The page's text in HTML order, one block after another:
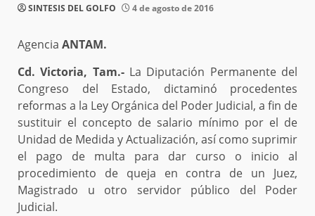
SINTESIS DEL GOLFO 4 de agosto de 2016
Agencia ANTAM.
Cd. Victoria, Tam.-La Diputación Permanente del
Congreso del Estado, dictaminó procedentes
reformas a la Ley Orgánica del Poder Judicial, a fin de
sustituir el concepto de salario mínimo por el de
Unidad de Medida y Actualización, así como suprimir
el pago de multa para dar curso o inicio al
procedimiento de queja en contra de un Juez,
Magistrado u otro servidor público del Poder
Judicial.